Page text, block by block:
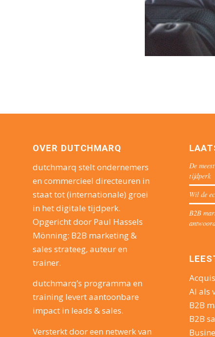
OVER DUTCHMARQ
dutchmarq stelt ondernemers
en commercieel directeuren in
staat tot (internationale) groei
in het digitale tijdperk.
Opgericht door Paul Hassels
Mönning: B2B marketing &
sales strateeg, auteur en
trainer.
dutchmarq’s programma en
training levert aantoonbare
impact in leads & sales.
Versterkt door een netwerk van
De
tijdperk
Wil de
B2B
AI als
B2B
B2B